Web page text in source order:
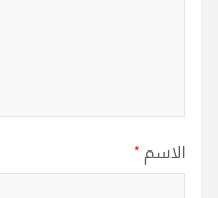
الاسم *